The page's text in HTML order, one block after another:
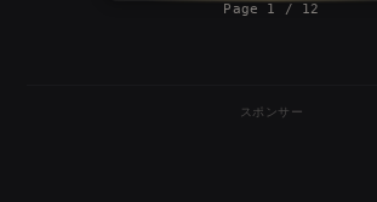
Page 1 / 12
スポンサー